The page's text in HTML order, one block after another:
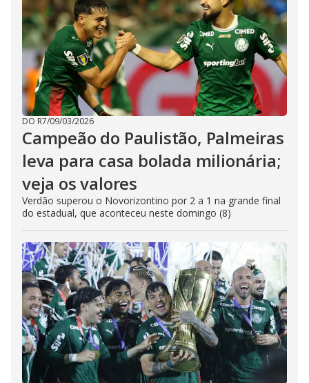
DO R7/09/03/2026
Campeão do Paulistão, Palmeiras
leva para casa bolada milionária;
veja os valores
Verdão superou o Novorizontino por 2 a 1 na grande final
do estadual, que aconteceu neste domingo (8)